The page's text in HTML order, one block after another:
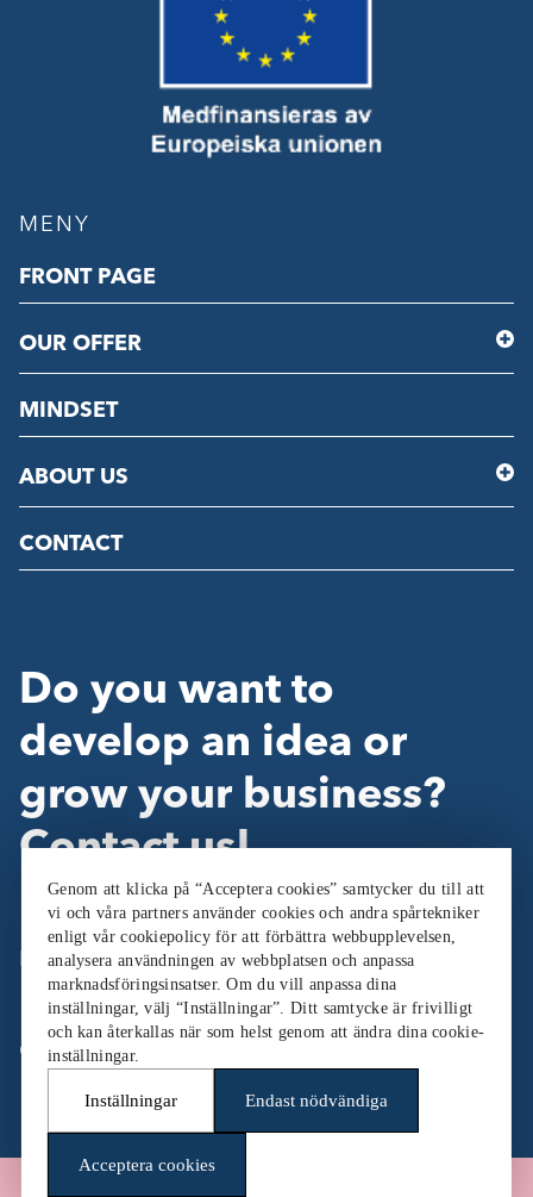
MENY
FRONT PAGE
OUR OFFER
MINDSET
ABOUT US
CONTACT
Do you want to
develop an idea or
grow your business?
Contact us!
Follow Us:
Cookieinställningar
Genom att klicka på “Acceptera cookies” samtycker du till att
vi och våra partners använder cookies och andra spårtekniker
enligt vår cookiepolicy för att förbättra webbupplevelsen,
analysera användningen av webbplatsen och anpassa
marknadsföringsinsatser. Om du vill anpassa dina
inställningar, välj “Inställningar”. Ditt samtycke är frivilligt
och kan återkallas när som helst genom att ändra dina cookie-
inställningar.
Inställningar Endast nödvändiga
Acceptera cookies